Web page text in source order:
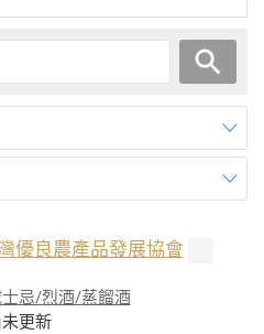
優良農產品發展協會
士忌/烈酒/蒸餾酒
更新